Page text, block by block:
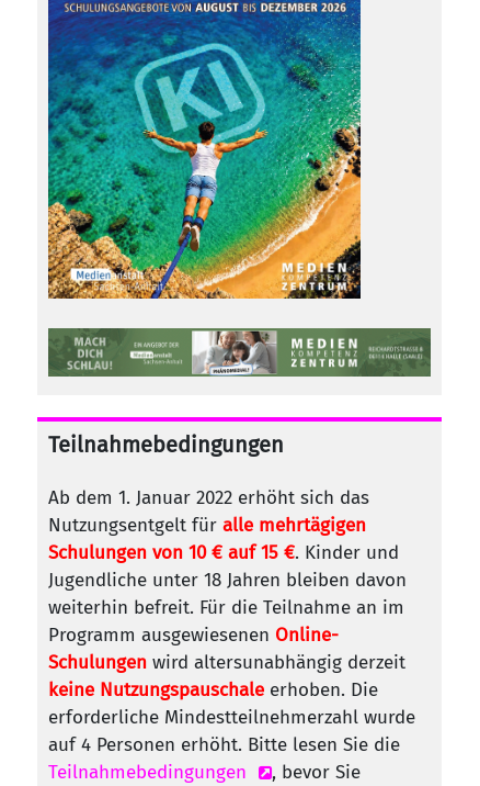
Teilnahmebedingungen
Ab dem 1. Januar 2022 erhöht sich das
Nutzungsentgelt füralle mehrtägigen
Schulungen von 10 € auf 15 €. Kinder und
Jugendliche unter 18 Jahren bleiben davon
weiterhin befreit. Für die Teilnahme an im
Programm ausgewiesenen Online-
Schulungen wird altersunabhängig derzeit
keine Nutzungspauschale erhoben. Die
erforderliche Mindestteilnehmerzahl wurde
auf 4 Personen erhöht. Bitte lesen Sie die
Teilnahmebedingungen
, bevor Sie